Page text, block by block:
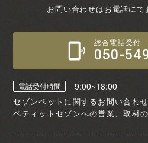
お問い合わせはお電話にて
総合電話受付
050-
電話受付時間 9:00~18:00
セゾンペットに関するお問い合わ
ペティットセゾンへの営業、取材